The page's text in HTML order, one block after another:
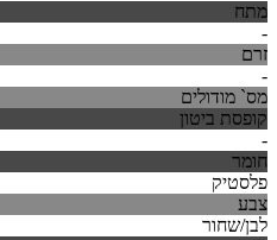
מתח
-
זרם
-
מס` מודולים
קופסת ביטון
-
חומר
פלסטיק
צבע
לבן/שחור